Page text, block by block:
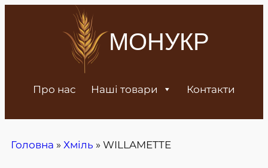
МОНУКР
Про нас Наші товари Контакти
Головна » Хміль » WILLAMETTE